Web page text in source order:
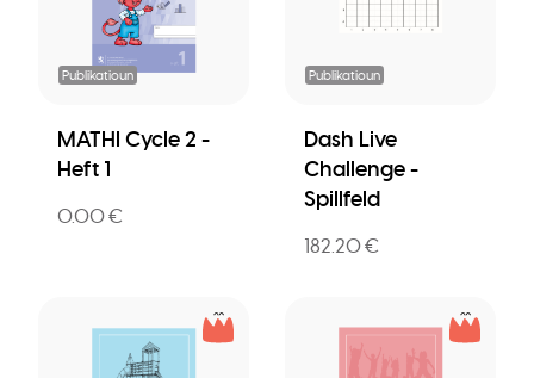
Publikatioun
MATHI Cycle 2 -
Heft 1
0.00 €
Publikatioun
Dash Live
Challenge -
Spillfeld
182.20 €